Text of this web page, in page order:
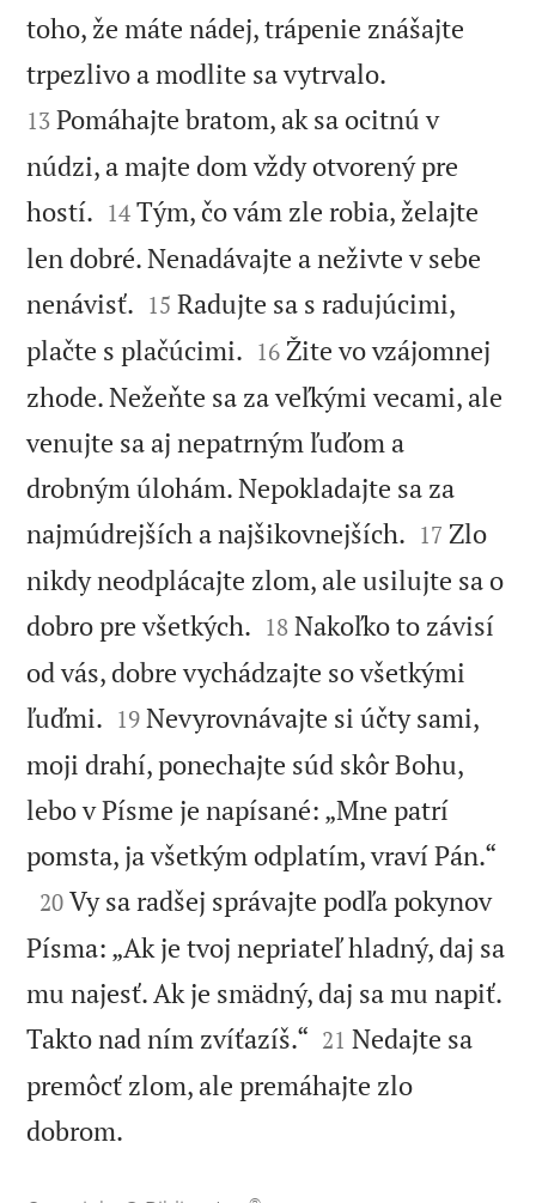
toho, že máte nádej, trápenie znášajte
trpezlivo a modlite sa vytrvalo.
13 Pomáhajte bratom, ak sa ocitnú v
núdzi, a majte dom vždy otvorený pre
hostí. 

14 Tým, čo vám zle robia, želajte
len dobré. Nenadávajte a neživte v sebe
nenávisť. 

15 Radujte sa s radujúcimi,
plačte s plačúcimi. 

16 Žite vo vzájomnej
zhode. Nežeňte sa za veľkými vecami, ale
venujte sa aj nepatrným ľuďom a
drobným úlohám. Nepokladajte sa za
najmúdrejších a najšikovnejších. 

17 Zlo
nikdy neodplácajte zlom, ale usilujte sa o
dobro pre všetkých. 

18 Nakoľko to závisí
od vás, dobre vychádzajte so všetkými
ľuďmi. 

19 Nevyrovnávajte si účty sami,
moji drahí, ponechajte súd skôr Bohu,
lebo v Písme je napísané: „Mne patrí
pomsta, ja všetkým odplatím, vraví Pán.“

20 Vy sa radšej správajte podľa pokynov
Písma: „Ak je tvoj nepriateľ hladný, daj sa
mu najesť. Ak je smädný, daj sa mu napiť.
Takto nad ním zvíťazíš.“ 

21 Nedajte sa
premôcť zlom, ale premáhajte zlo
dobrom.